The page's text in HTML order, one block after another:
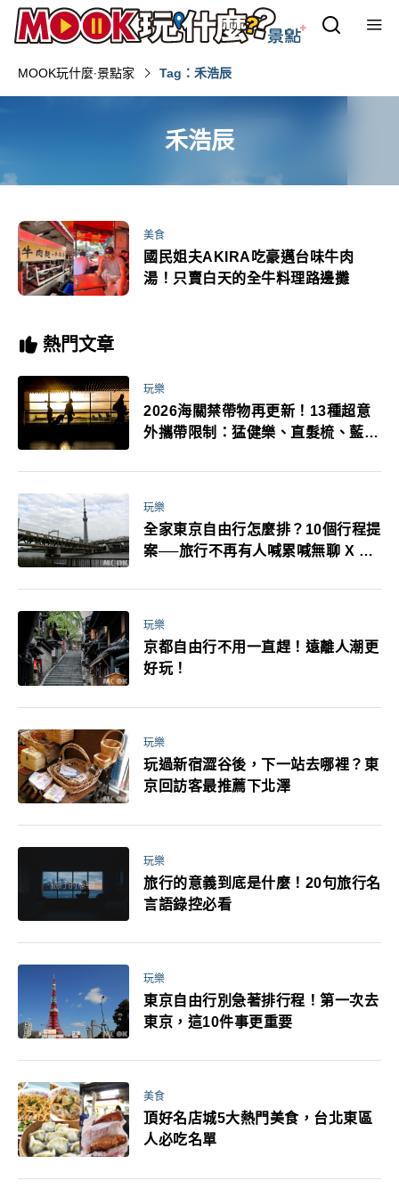
MOOK玩什麼‧景點家 Tag：禾浩辰
禾浩辰
美食
國民姐夫AKIRA吃豪邁台味牛肉
湯！只賣白天的全牛料理路邊攤
熱門文章
玩樂
2026海關禁帶物再更新！13種超意
外攜帶限制：猛健樂、直髮梳、藍牙
萬！注意事項一次看！
玩樂
全家東京自由行怎麼排？10個行程提
案──旅行不再有人喊累喊無聊 X 爸
玩樂
京都自由行不用一直趕！遠離人潮更
好玩！
玩樂
玩過新宿澀谷後，下一站去哪裡？東
京回訪客最推薦下北澤
玩樂
旅行的意義到底是什麼！20句旅行名
言語錄控必看
玩樂
東京自由行別急著排行程！第一次去
東京，這10件事更重要
美食
頂好名店城5大熱門美食，台北東區
人必吃名單